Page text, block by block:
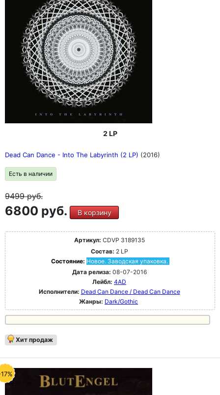
2 LP
Dead Can Dance - Into The Labyrinth (2 LP) (2016)
Есть в наличии
9499руб.
6800 руб. В корзину
Артикул: CDVP 3189135
Состав: 2 LP
Состояние: Новое. Заводская упаковка.
Дата релиза: 08-07-2016
Лейбл: 4AD
Исполнители: Dead Can Dance / Dead Can Dance
Жанры: Dark/Gothic
Хит продаж